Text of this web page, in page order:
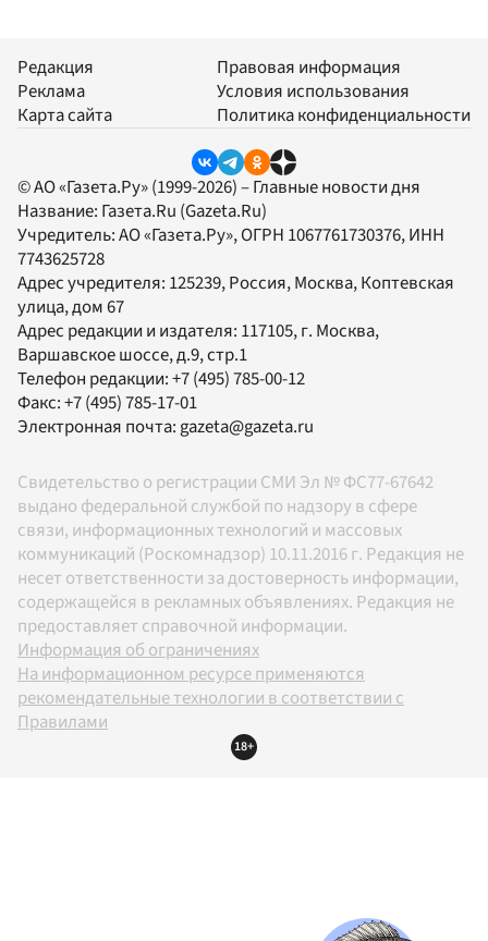
Редакция
Реклама
Карта сайта
Правовая информация
Условия использования
Политика конфиденциальности
© АО «Газета.Ру» (1999-2026) – Главные новости дня
Название: Газета.Ru (Gazeta.Ru)
Учредитель:АО «Газета.Ру», ОГРН 1067761730376, ИНН
7743625728
Адрес учредителя: 125239, Россия, Москва, Коптевская
улица, дом 67
Адрес редакции и издателя: 117105, г. Москва,
Варшавское шоссе, д.9, стр.1
Телефон редакции:+7 (495) 785-00-12
Факс:+7 (495) 785-17-01
Электронная почта:gazeta@gazeta.ru
Свидетельство о регистрации СМИ Эл № ФС77-67642
выдано федеральной службой по надзору в сфере
связи, информационных технологий и массовых
коммуникаций (Роскомнадзор) 10.11.2016 г. Редакция не
несет ответственности за достоверность информации,
содержащейся в рекламных объявлениях. Редакция не
предоставляет справочной информации.
Информация об ограничениях
На информационном ресурсе применяются
рекомендательные технологии в соответствии с
Правилами
18+